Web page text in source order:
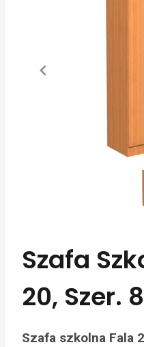
Szafa
20, Szer.
Szafa szkolna Fala